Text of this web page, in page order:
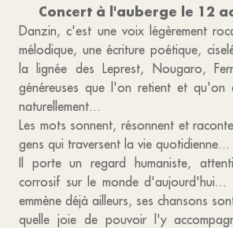
Concert à l'auberge le 12
Danzin, c'est une voix légèrement
mélodique, une écriture poétique,
la lignée des Leprest, Nougaro,
généreuses que l'on retient et qu'on
naturellement...
Les mots sonnent, résonnent et
gens qui traversent la vie quotidienne...
Il porte un regard humaniste,
corrosif sur le monde
emmène déjà ailleurs, ses chansons
quelle joie de pouvoir l'y